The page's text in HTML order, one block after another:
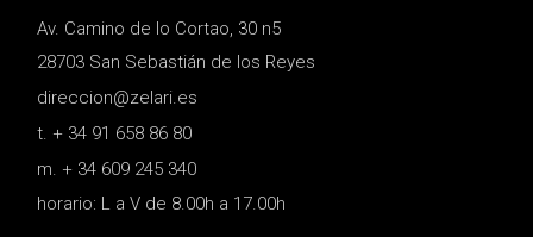
Av. Camino de lo Cortao, 30 n5
28703 San Sebastián de los Reyes
direccion@zelari.es
t. + 34 91 658 86 80
m. + 34 609 245 340
horario: L a V de 8.00h a 17.00h